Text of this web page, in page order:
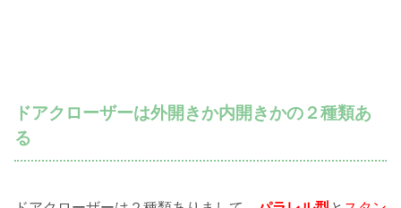
ドアクローザーは外開きか内開きかの２種類あ
る